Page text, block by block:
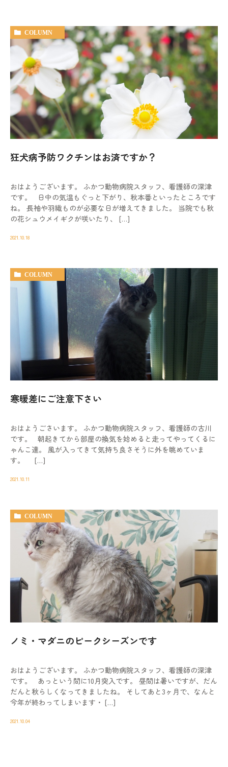
COLUMN
狂犬病予防ワクチンはお済ですか？
おはようございます。 ふかつ動物病院スタッフ、看護師の深津
です。 日中の気温もぐっと下がり、秋本番といったところです
ね。 長袖や羽織ものが必要な日が増えてきました。 当院でも秋
の花シュウメイギクが咲いたり、 […]
2021.10.18
COLUMN
寒暖差にご注意下さい
おはようごさいます。 ふかつ動物病院スタッフ、看護師の古川
です。 朝起きてから部屋の換気を始めると走ってやってくるに
ゃんこ達。 風が入ってきて気持ち良さそうに外を眺めていま
す。 […]
2021.10.11
COLUMN
ノミ・マダニのピークシーズンです
おはようございます。 ふかつ動物病院スタッフ、看護師の深津
です。 あっという間に10月突入です。 昼間は暑いですが、だん
だんと秋らしくなってきましたね。 そしてあと3ヶ月で、なんと
今年が終わってしまいます・ […]
2021.10.04